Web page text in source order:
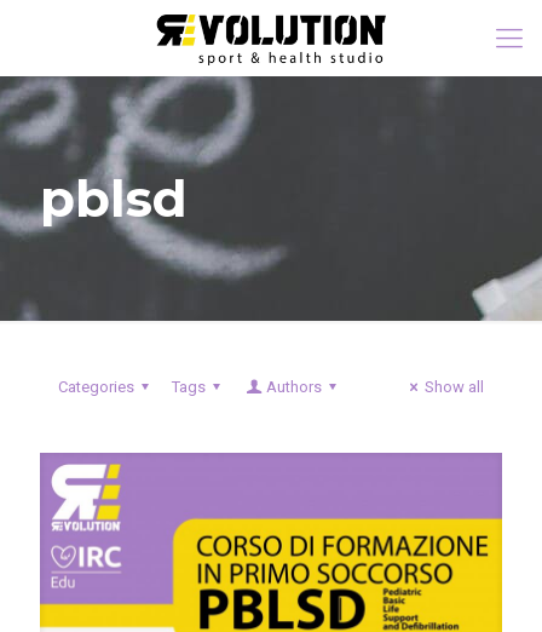
pblsd
Categories Tags Authors Show all